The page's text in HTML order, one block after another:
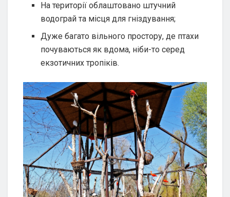
На території облаштовано штучний
водограй та місця для гніздування;
Дуже багато вільного простору, де птахи
почуваються як вдома, ніби-то серед
екзотичних тропіків.